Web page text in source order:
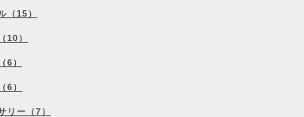
（15）
10）
6）
6）
リー（7）